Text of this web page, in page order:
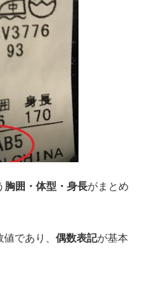
胸囲・体型・身長がまとめ
であり、 偶数表記が基本